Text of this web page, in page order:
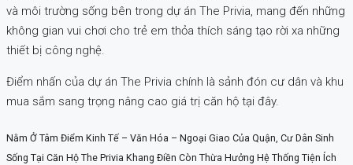
và môi trường sống bên trong dự án The Privia, mang đến những
không gian vui chơi cho trẻ em thỏa thích sáng tạo rời xa những
thiết bị công nghệ.
Điểm nhấn của dự án The Privia chính là sảnh đón cư dân và khu
mua sắm sang trọng nâng cao giá trị căn hộ tại đây.
Nằm Ở Tâm Điểm Kinh Tế – Văn Hóa – Ngoại Giao Của Quận, Cư Dân Sinh
Sống Tại Căn Hộ The Privia Khang Điền Còn Thừa Hưởng Hệ Thống Tiện Ích